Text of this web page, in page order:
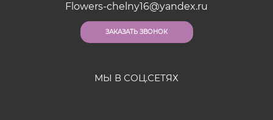
Flowers-chelny16@yandex.ru
ЗАКАЗАТЬ ЗВОНОК
МЫ В СОЦ.СЕТЯХ